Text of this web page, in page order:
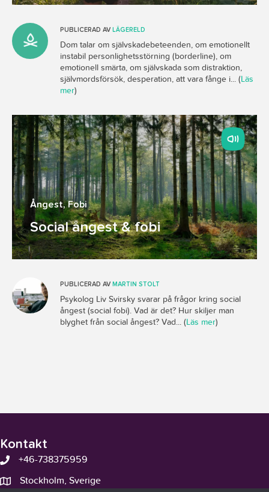
PUBLICERAD AV LÄGERELD
Dom talar om självskadebeteenden, om emotionellt
instabil personlighetsstörning (borderline), om
emotionell smärta, om självskada som distraktion,
självmordsförsök, desperation, att vara fånge i... (Läs
mer)
Ångest,Fobi
Social ångest & fobi
PUBLICERAD AV MARTIN STOLT
Psykolog Liv Svirsky svarar på frågor kring social
ångest (social fobi). Vad är det? Hur skiljer man
blyghet från social ångest? Vad... (Läs mer)
Kontakt
+46-738375959
Stockholm, Sverige